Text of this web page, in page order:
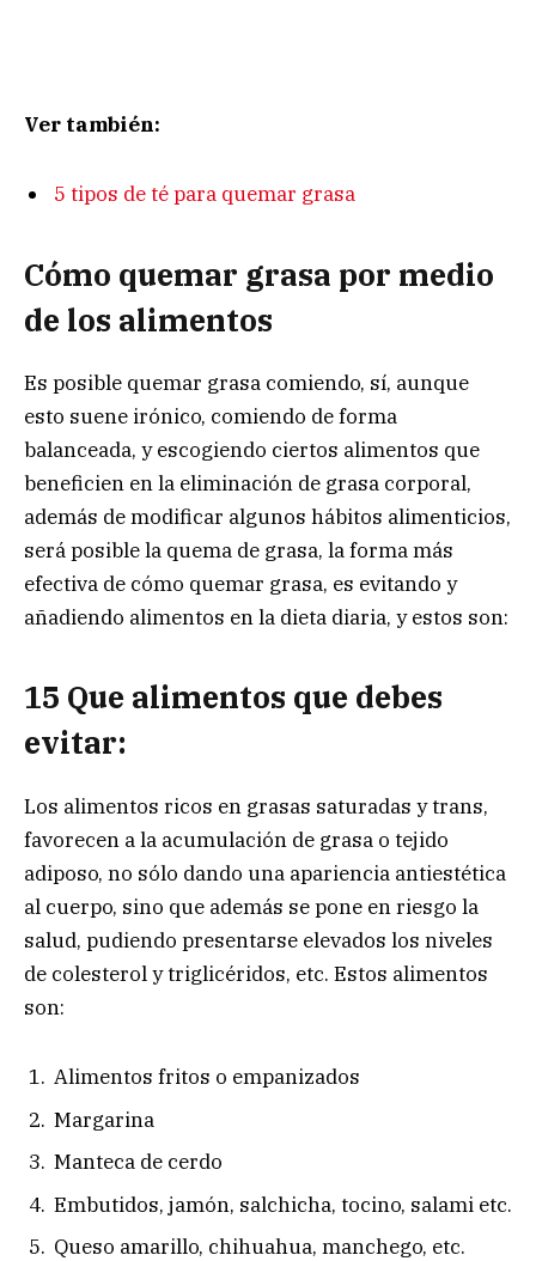
Ver también:
5 tipos de té para quemar grasa
Cómo quemar grasa por medio
de los alimentos
Es posible quemar grasa comiendo, sí, aunque
esto suene irónico, comiendo de forma
balanceada, y escogiendo ciertos alimentos que
beneficien en la eliminación de grasa corporal,
además de modificar algunos hábitos alimenticios,
será posible la quema de grasa, la forma más
efectiva de cómo quemar grasa, es evitando y
añadiendo alimentos en la dieta diaria, y estos son:
15 Que alimentos que debes
evitar:
Los alimentos ricos en grasas saturadas y trans,
favorecen a la acumulación de grasa o tejido
adiposo, no sólo dando una apariencia antiestética
al cuerpo, sino que además se pone en riesgo la
salud, pudiendo presentarse elevados los niveles
de colesterol y triglicéridos, etc. Estos alimentos
son:
Alimentos fritos o empanizados
Margarina
Manteca de cerdo
Embutidos, jamón, salchicha, tocino, salami etc.
Queso amarillo, chihuahua, manchego, etc.